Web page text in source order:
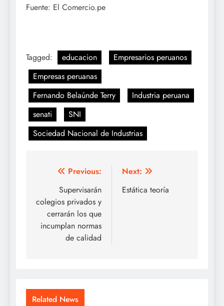
Fuente: El Comercio.pe
Tagged: educacion
Empresarios peruanos
Empresas peruanas
Fernando Belaúnde Terry
Industria peruana
senati
SNI
Sociedad Nacional de Industrias
Navegación
entradas
Previous:
Supervisarán
colegios privados y
cerrarán los que
incumplan normas
de calidad
Next:
Estática teoría
Related News